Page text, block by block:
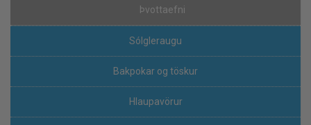
Þvottaefni
Sólgleraugu
Bakpokar og töskur
Hlaupavörur